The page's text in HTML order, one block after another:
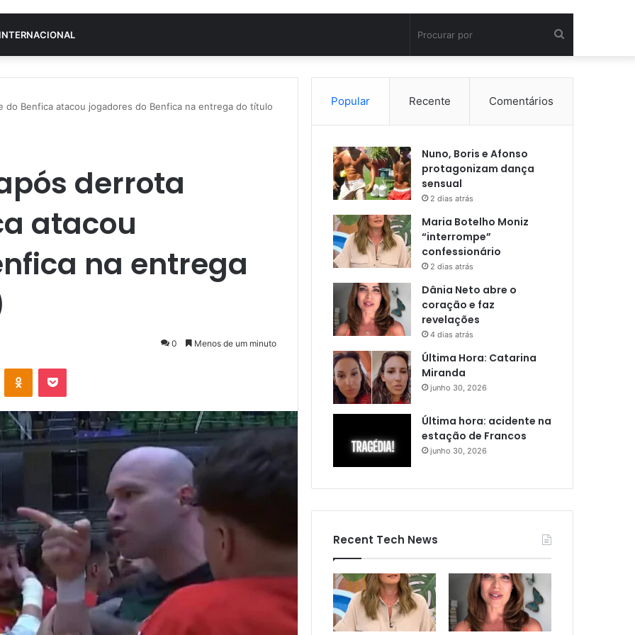
INTERNACIONAL
por
do Benfica atacou jogadores do Benfica na entrega do título
derrota
atacou
na entrega
0 Menos de um minuto
OK Pocket
Popular Recente Comentários
Nuno, Boris e Afonso
protagonizam dança
sensual
2 dias atrás
Maria Botelho Moniz
“interrompe”
confessionário
2 dias atrás
Dânia Neto abre o
coração e faz
revelações
4 dias atrás
Última Hora: Catarina
Miranda
junho 30, 2026
Última hora: acidente na
estação de Francos
junho 30, 2026
Recent Tech News